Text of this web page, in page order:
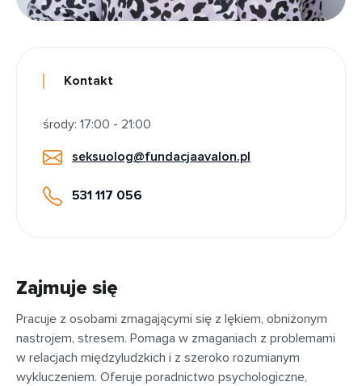
Kontakt
środy: 17:00 - 21:00
seksuolog@fundacjaavalon.pl
531 117 056
Zajmuje się
Pracuje z osobami zmagającymi się z lękiem, obniżonym
nastrojem, stresem. Pomaga w zmaganiach z problemami
w relacjach międzyludzkich i z szeroko rozumianym
wykluczeniem. Oferuje poradnictwo psychologiczne,